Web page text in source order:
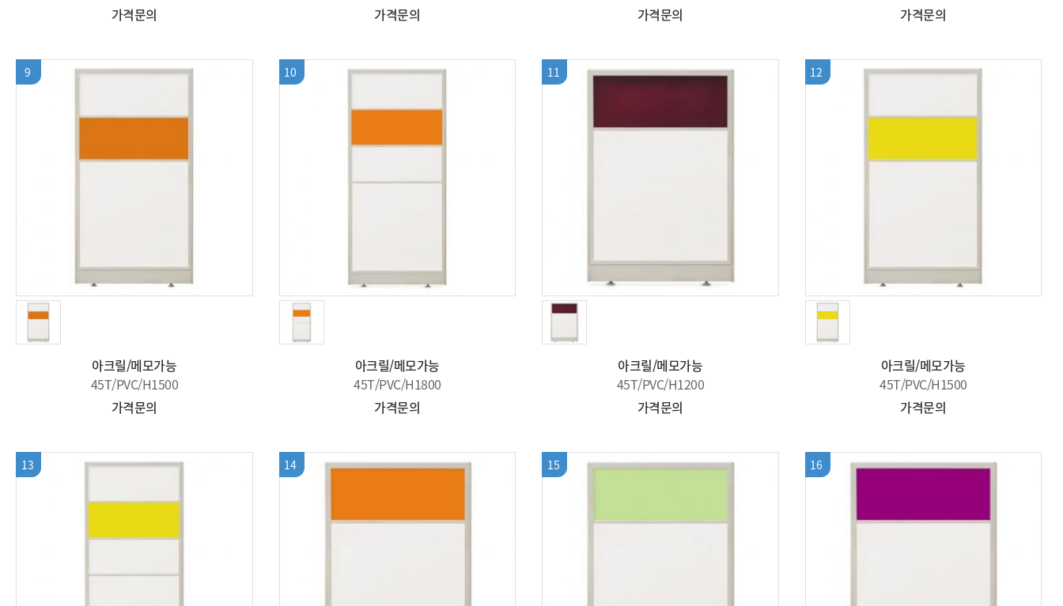
가격문의
가격문의
가격문의
가격문의
9
아크릴/메모가능
45T/PVC/H1500
가격문의
10
아크릴/메모가능
45T/PVC/H1800
가격문의
11
아크릴/메모가능
45T/PVC/H1200
가격문의
12
아크릴/메모가능
45T/PVC/H1500
가격문의
13 14 15 16